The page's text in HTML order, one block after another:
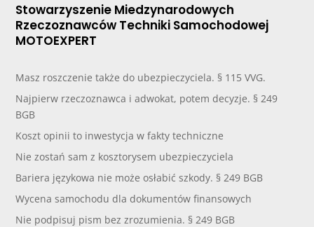
Stowarzyszenie Miedzynarodowych
Rzeczoznawców Techniki Samochodowej
MOTOEXPERT
Masz roszczenie także do ubezpieczyciela. § 115 VVG.
Najpierw rzeczoznawca i adwokat, potem decyzje. § 249
BGB
Koszt opinii to inwestycja w fakty techniczne
Nie zostań sam z kosztorysem ubezpieczyciela
Bariera językowa nie może osłabić szkody. § 249 BGB
Wycena samochodu dla dokumentów finansowych
Nie podpisuj pism bez zrozumienia. § 249 BGB